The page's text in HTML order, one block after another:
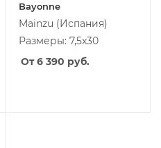
Bayonne
Mainzu (Испания)
Размеры: 7,5x30
От 6 390 руб.